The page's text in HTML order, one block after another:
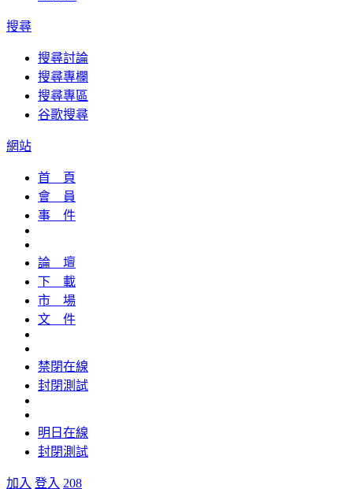
搜尋
搜尋討論
搜尋專欄
搜尋專區
谷歌搜尋
網站
首 頁
會 員
事 件
論 壇
下 載
市 場
文 件
禁閉在線
封閉測試
明日在線
封閉測試
加入 登入 208